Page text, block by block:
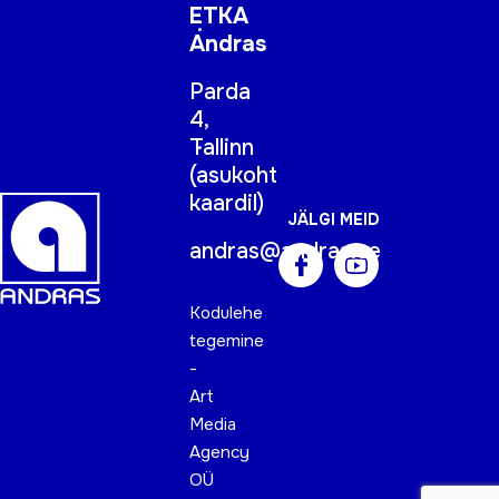
ETKA
Andras
Parda
4,
Tallinn
(asukoht
kaardil)
andras@andras.ee
Kodulehe
tegemine
-
Art
Media
Agency
OÜ
JÄLGI MEID